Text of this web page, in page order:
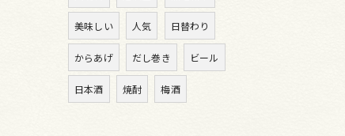
美味しい 人気 日替わり
からあげ だし巻き ビール
日本酒 焼酎 梅酒